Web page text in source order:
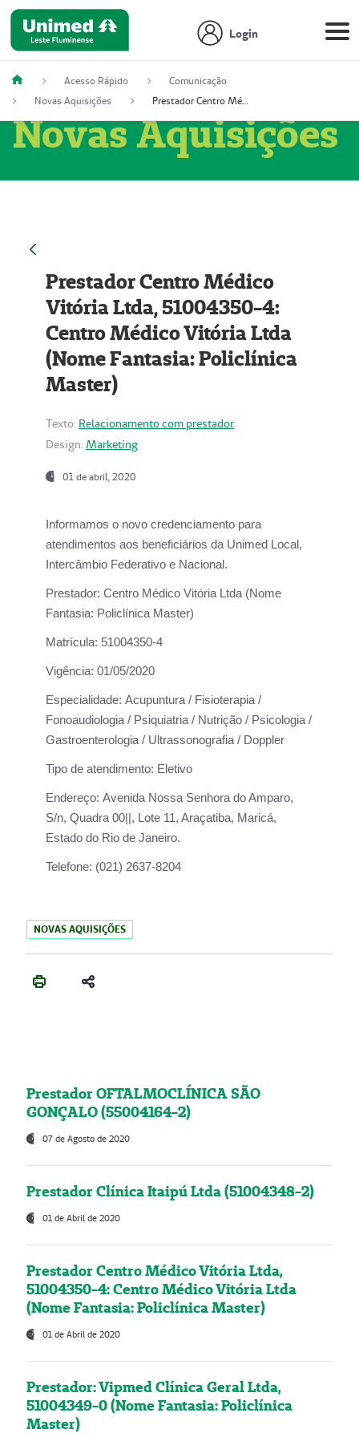
Login
Acesso Rápido
Comunicação
Novas Aquisições
Prestador Centro Médico Vitória Ltda, 51004350-4: Centro Médico Vitória Ltda (Nome Fantasia: Policlínica Master)
Novas Aquisições
Prestador Centro Médico
Vitória Ltda, 51004350-4:
Centro Médico Vitória Ltda
(Nome Fantasia: Policlínica
Master)
Texto: Relacionamento com prestador
Design: Marketing
01 de abril, 2020
Informamos o novo credenciamento para
atendimentos aos beneficiários da Unimed Local,
Intercâmbio Federativo e Nacional.
Prestador: Centro Médico Vitória Ltda (Nome
Fantasia: Policlínica Master)
Matrícula: 51004350-4
Vigência: 01/05/2020
Especialidade: Acupuntura / Fisioterapia /
Fonoaudiologia / Psiquiatria / Nutrição / Psicologia /
Gastroenterologia / Ultrassonografia / Doppler
Tipo de atendimento: Eletivo
Endereço: Avenida Nossa Senhora do Amparo,
S/n, Quadra 00||, Lote 11, Araçatiba, Maricá,
Estado do Rio de Janeiro.
Telefone: (021) 2637-8204
NOVAS AQUISIÇÕES
Prestador OFTALMOCLÍNICA SÃO
GONÇALO (55004164-2)
07 de Agosto de 2020
Prestador Clínica Itaipú Ltda (51004348-2)
01 de Abril de 2020
Prestador Centro Médico Vitória Ltda,
51004350-4: Centro Médico Vitória Ltda
(Nome Fantasia: Policlínica Master)
01 de Abril de 2020
Prestador: Vipmed Clínica Geral Ltda,
51004349-0 (Nome Fantasia: Policlínica
Master)